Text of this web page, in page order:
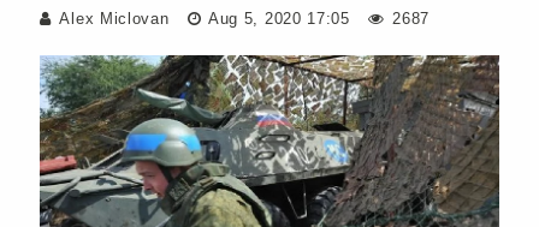
Alex Miclovan Aug 5, 2020 17:05 2687